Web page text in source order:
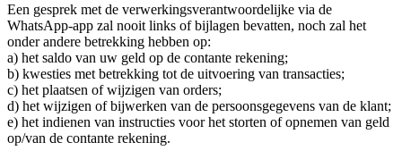
Een gesprek met de verwerkingsverantwoordelijke via de
WhatsApp-app zal nooit links of bijlagen bevatten, noch zal het
onder andere betrekking hebben op:
a) het saldo van uw geld op de contante rekening;
b) kwesties met betrekking tot de uitvoering van transacties;
c) het plaatsen of wijzigen van orders;
d) het wijzigen of bijwerken van de persoonsgegevens van de klant;
e) het indienen van instructies voor het storten of opnemen van geld
op/van de contante rekening.